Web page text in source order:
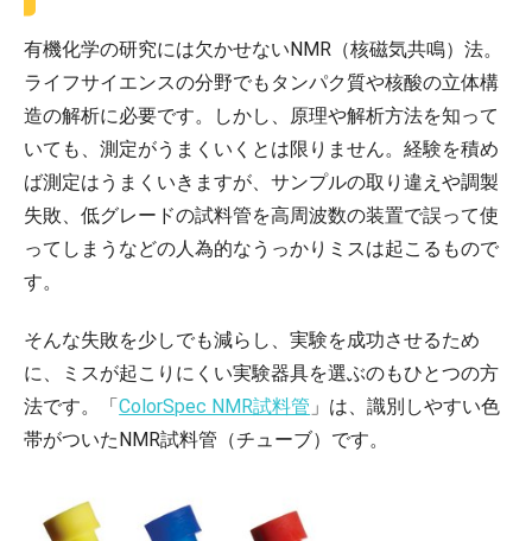
有機化学の研究には欠かせないNMR（核磁気共鳴）法。
ライフサイエンスの分野でもタンパク質や核酸の立体構
造の解析に必要です。しかし、原理や解析方法を知って
いても、測定がうまくいくとは限りません。経験を積め
ば測定はうまくいきますが、サンプルの取り違えや調製
失敗、低グレードの試料管を高周波数の装置で誤って使
ってしまうなどの人為的なうっかりミスは起こるもので
す。
そんな失敗を少しでも減らし、実験を成功させるため
に、ミスが起こりにくい実験器具を選ぶのもひとつの方
法です。「ColorSpec NMR試料管 」は、識別しやすい色
帯がついたNMR試料管（チューブ）です。